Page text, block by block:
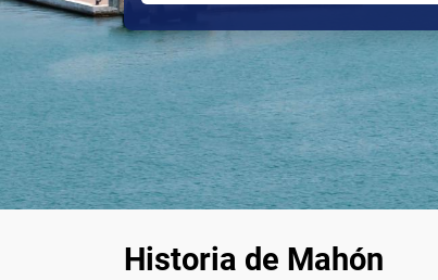
Historia de Mahón